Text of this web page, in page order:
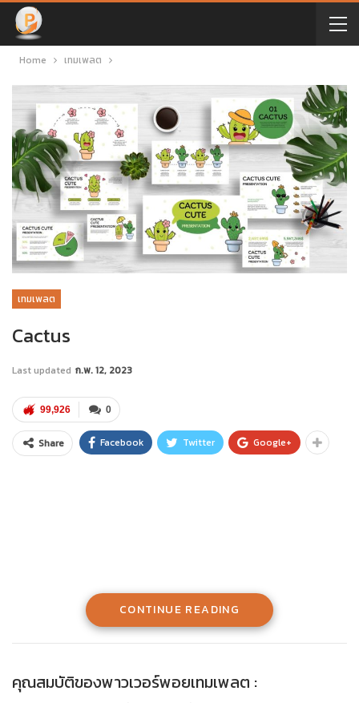
Home เทมเพลต
เทมเพลต
Cactus
Last updated ก.พ. 12, 2023
0
99,926
Share Facebook Twitter Google+
CONTINUE READING
คุณสมบัติของพาวเวอร์พอยเทมเพลต :